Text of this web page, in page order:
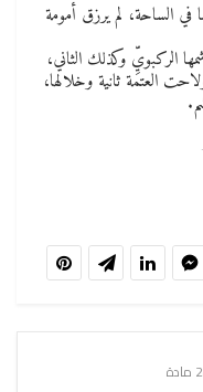
في الساحة، لم يرزق أمومة
الركبويِّ وكذلك الثاني،
العتمة ثانية وخلالها،